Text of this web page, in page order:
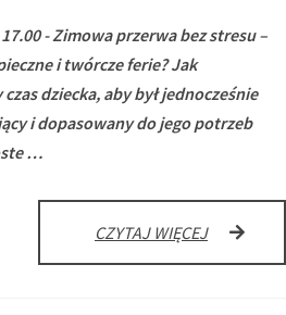
- Zimowa przerwa bez stresu –
i twórcze ferie?Jak
dziecka, aby był jednocześnie
i dopasowany do jego potrzeb
…
CZYTAJ WIĘCEJWELLBEFI